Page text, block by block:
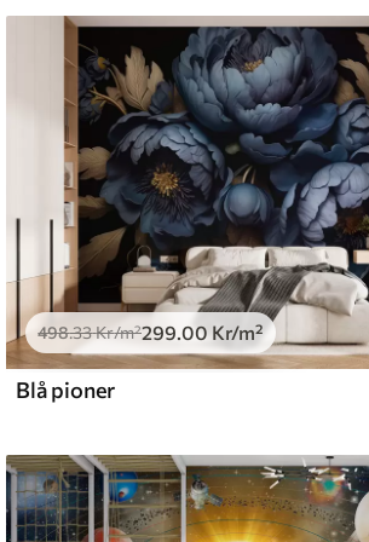
.00 Kr /m²
and Stick
.00540.00Kr/m²
498.33Kr/m²299 .00 Kr/m²
Blå pioner